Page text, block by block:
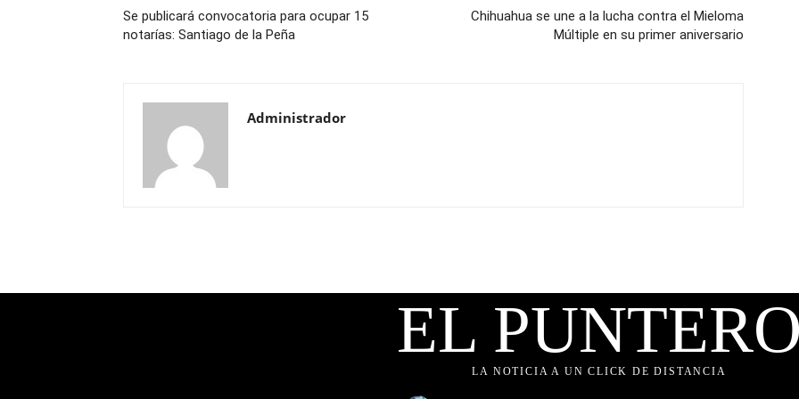
Se publicará convocatoria para ocupar 15
notarías: Santiago de la Peña
Chihuahua se une a la lucha contra el Mieloma
Múltiple en su primer aniversario
Administrador
EL
LA NOTICIA A UN CLICK DE DISTANCIA